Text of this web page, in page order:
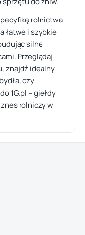
rolnictwa
łatwe i szybkie
silne
Przeglądaj
znajdź idealny
czy
1G.pl – giełdy
rolniczy w